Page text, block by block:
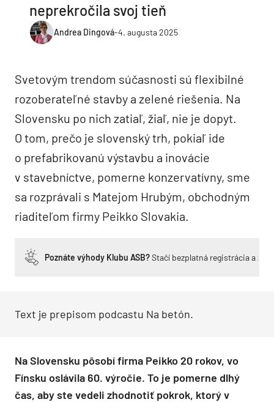
neprekročila svoj tieň
Andrea Dingová-4. augusta 2025
Svetovým trendom súčasnosti sú flexibilné
rozoberateľné stavby a zelené riešenia. Na
Slovensku po nich zatiaľ, žiaľ, nie je dopyt.
O tom, prečo je slovenský trh, pokiaľ ide
o prefabrikovanú výstavbu a inovácie
v stavebníctve, pomerne konzervatívny, sme
sa rozprávali s Matejom Hrubým, obchodným
riaditeľom firmy Peikko Slovakia.
Poznáte výhody Klubu ASB?Stačí bezplatná registrácia a
Text je prepisom podcastu Na betón.
Na Slovensku pôsobí firma Peikko 20 rokov, vo
Fínsku oslávila 60. výročie. To je pomerne dlhý
čas, aby ste vedeli zhodnotiť pokrok, ktorý v